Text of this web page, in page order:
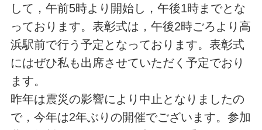
して，午前5時より開始し，午後1時までとな
っております。表彰式は，午後2時ごろより高
浜駅前で行う予定となっております。表彰式
にはぜひ私も出席させていただく予定でおり
ます。
昨年は震災の影響により中止となりましたの
で，今年は2年ぶりの開催でございます。参加